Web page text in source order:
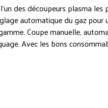
des découpeurs plasma
automatique du gaz
Coupe manuelle,
Avec les bons